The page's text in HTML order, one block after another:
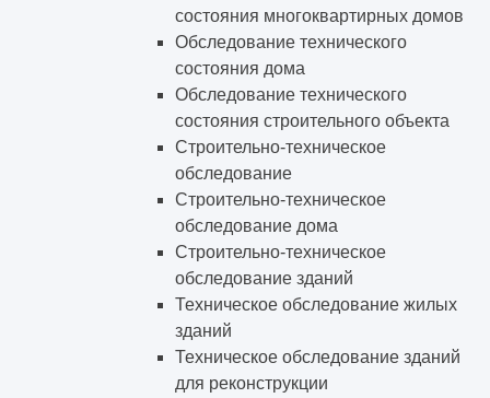
состояния многоквартирных домов
Обследование технического
состояния дома
Обследование технического
состояния строительного объекта
Строительно-техническое
обследование
Строительно-техническое
обследование дома
Строительно-техническое
обследование зданий
Техническое обследование жилых
зданий
Техническое обследование зданий
для реконструкции